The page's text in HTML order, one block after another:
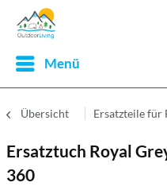
Menü
Übersicht Ersatzteile für
Ersatztuch Royal
360